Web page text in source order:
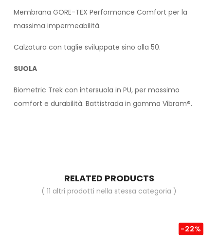
Membrana GORE-TEX Performance Comfort per la
massima impermeabilità.
Calzatura con taglie sviluppate sino alla 50.
SUOLA
Biometric Trek con intersuola in PU, per massimo
comfort e durabilità. Battistrada in gomma Vibram®.
RELATED PRODUCTS
( 11 altri prodotti nella stessa categoria )
-22%